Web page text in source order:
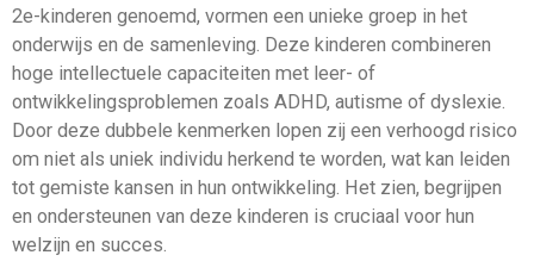
2e-kinderen genoemd, vormen een unieke groep in het
onderwijs en de samenleving. Deze kinderen combineren
hoge intellectuele capaciteiten met leer- of
ontwikkelingsproblemen zoals ADHD, autisme of dyslexie.
Door deze dubbele kenmerken lopen zij een verhoogd risico
om niet als uniek individu herkend te worden, wat kan leiden
tot gemiste kansen in hun ontwikkeling. Het zien, begrijpen
en ondersteunen van deze kinderen is cruciaal voor hun
welzijn en succes.